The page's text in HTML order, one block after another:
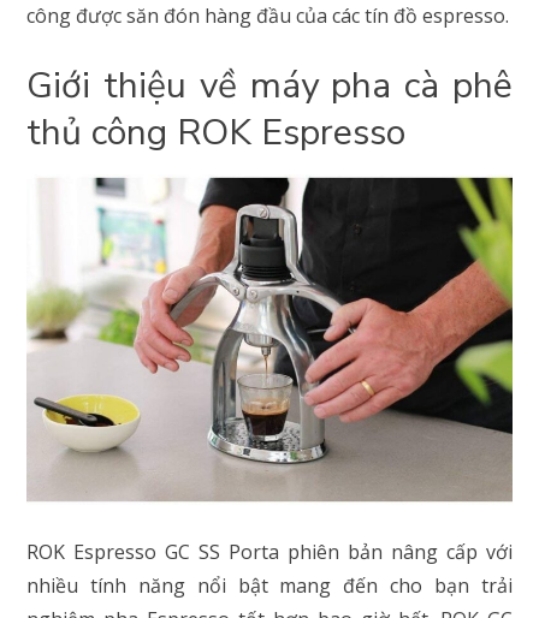
công được săn đón hàng đầu của các tín đồ espresso.
Giới thiệu về máy pha cà phê
thủ công ROK Espresso
ROK Espresso GC SS Porta phiên bản nâng cấp với
nhiều tính năng nổi bật mang đến cho bạn trải